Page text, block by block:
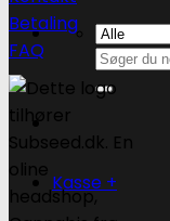
Søg
efter:
Kasse +
Betaling
FAQ